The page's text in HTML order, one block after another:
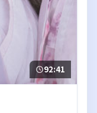
92:41